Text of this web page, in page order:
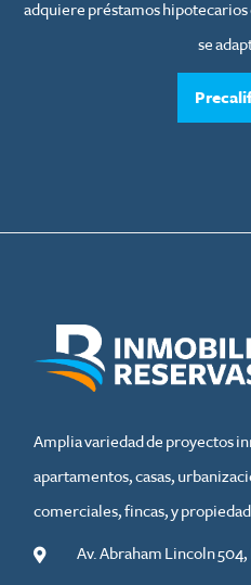
adquiere préstamos hipotecarios
se
Amplia variedad de proyectos
apartamentos, casas,
comerciales, fincas, y
Av. Abraham Lincoln